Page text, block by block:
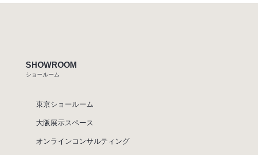
SHOWROOM
ショールーム
東京ショールーム
大阪展示スペース
オンラインコンサルティング